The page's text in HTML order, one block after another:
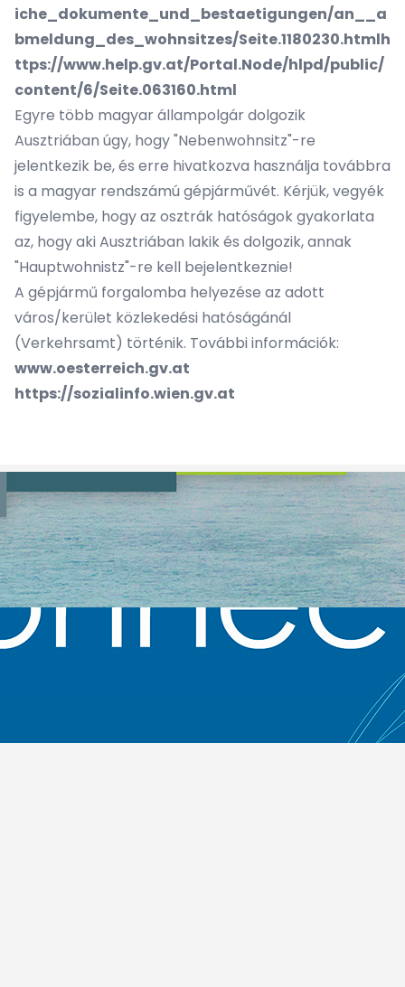
iche_dokumente_und_bestaetigungen/an__a
bmeldung_des_wohnsitzes/Seite.1180230.htmlh
ttps://www.help.gv.at/Portal.Node/hlpd/public/
content/6/Seite.063160.html
Egyre több magyar állampolgár dolgozik
Ausztriában úgy, hogy "Nebenwohnsitz"-re
jelentkezik be, és erre hivatkozva használja továbbra
is a magyar rendszámú gépjárművét. Kérjük, vegyék
figyelembe, hogy az osztrák hatóságok gyakorlata
az, hogy aki Ausztriában lakik és dolgozik, annak
"Hauptwohnistz"-re kell bejelentkeznie!
A gépjármű forgalomba helyezése az adott
város/kerület közlekedési hatóságánál
(Verkehrsamt) történik. További információk:
www.oesterreich.gv.at
https://sozialinfo.wien.gv.at